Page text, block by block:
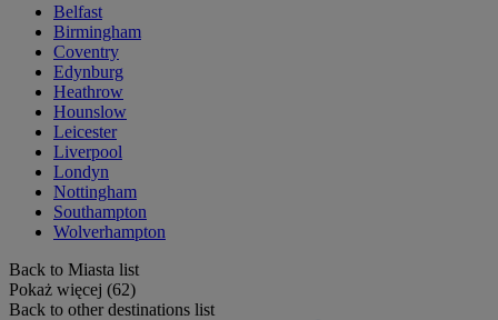
Belfast
Birmingham
Coventry
Edynburg
Heathrow
Hounslow
Leicester
Liverpool
Londyn
Nottingham
Southampton
Wolverhampton
Back to Miasta list
Pokaż więcej (62)
Back to other destinations list